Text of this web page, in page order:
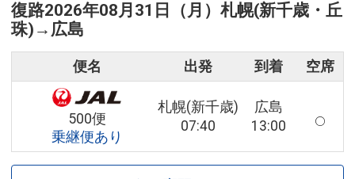
復路2026年08月31日（月） 札幌(新千歳・丘
珠) → 広島
便名 出発 到着 空席
500便
乗継便あり
札幌(新千歳)
07:40
広島
13:00